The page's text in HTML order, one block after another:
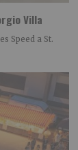
Villa
Speed a St.